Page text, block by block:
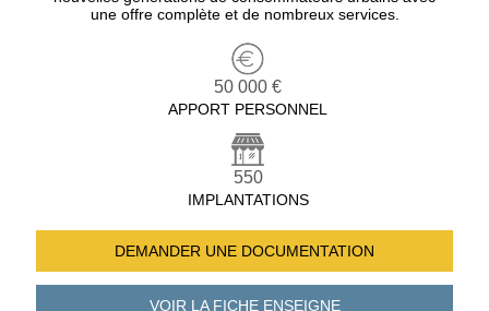
une offre complète et de nombreux services.
50 000 €
APPORT PERSONNEL
550
IMPLANTATIONS
DEMANDER UNE DOCUMENTATION
VOIR LA FICHEENSEIGNE